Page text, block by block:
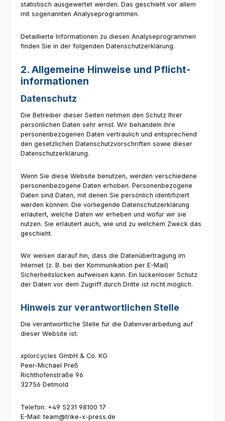
statistisch ausgewertet werden. Das geschieht vor allem
mit sogenannten Analyseprogrammen.
Detaillierte Informationen zu diesen Analyseprogrammen
finden Sie in der folgenden Datenschutzerklärung.
2. Allgemeine Hinweise und Pflicht­
informationen
Datenschutz
Die Betreiber dieser Seiten nehmen den Schutz Ihrer
persönlichen Daten sehr ernst. Wir behandeln Ihre
personenbezogenen Daten vertraulich und entsprechend
den gesetzlichen Datenschutzvorschriften sowie dieser
Datenschutzerklärung.
Wenn Sie diese Website benutzen, werden verschiedene
personenbezogene Daten erhoben. Personenbezogene
Daten sind Daten, mit denen Sie persönlich identifiziert
werden können. Die vorliegende Datenschutzerklärung
erläutert, welche Daten wir erheben und wofür wir sie
nutzen. Sie erläutert auch, wie und zu welchem Zweck das
geschieht.
Wir weisen darauf hin, dass die Datenübertragung im
Internet (z. B. bei der Kommunikation per E-Mail)
Sicherheitslücken aufweisen kann. Ein lückenloser Schutz
der Daten vor dem Zugriff durch Dritte ist nicht möglich.
Hinweis zur verantwortlichen Stelle
Die verantwortliche Stelle für die Datenverarbeitung auf
dieser Website ist:
xplorcycles GmbH & Co. KG
Peer-Michael Preß
Richthofenstraße 96
32756 Detmold
Telefon: +49 5231 98100 17
E-Mail: team@trike-x-press.de